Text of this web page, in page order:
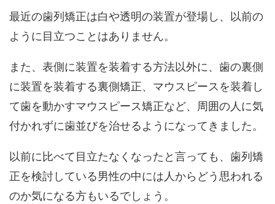
最近の歯列矯正は白や透明の装置が登場し、以前の
ように目立つことはありません。
また、表側に装置を装着する方法以外に、歯の裏側
に装置を装着する裏側矯正、マウスピースを装着し
て歯を動かすマウスピース矯正など、周囲の人に気
付かれずに歯並びを治せるようになってきました。
以前に比べて目立たなくなったと言っても、歯列矯
正を検討している男性の中には人からどう思われる
のか気になる方もいるでしょう。